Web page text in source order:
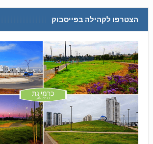
הצטרפו לקהילה בפייסבוק